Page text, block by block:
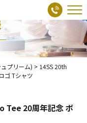
プリーム) > 14SS 20th
ゴ Tシャツ
Tee 20周年記念 ボ